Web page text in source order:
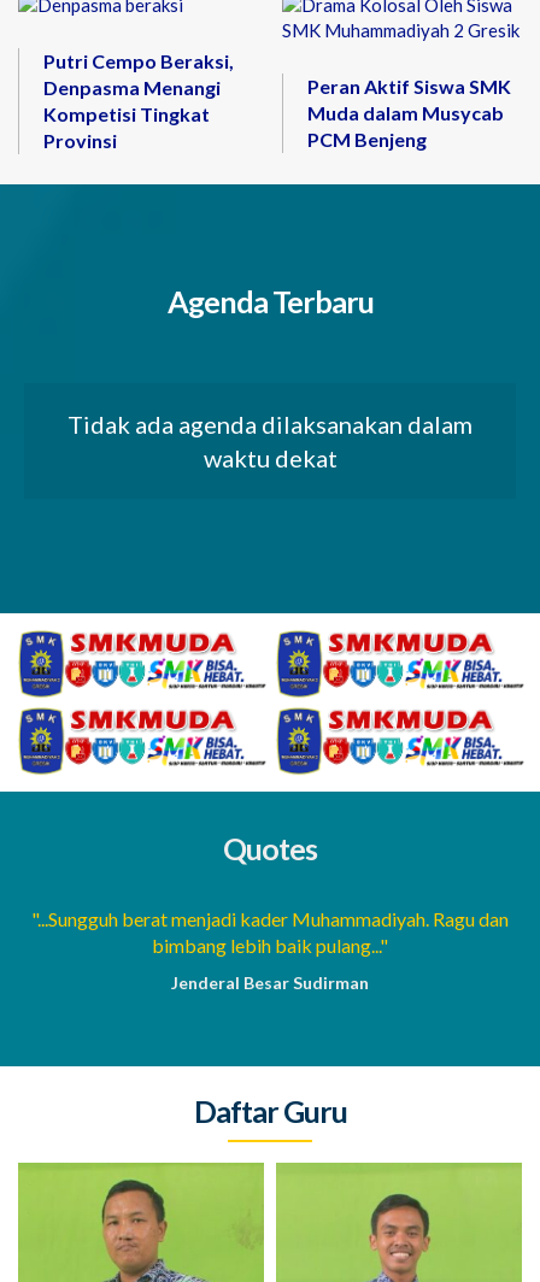
Putri Cempo Beraksi,
Denpasma Menangi
Kompetisi Tingkat
Provinsi
Peran Aktif Siswa SMK
Muda dalam Musycab
PCM Benjeng
Agenda Terbaru
Tidak ada agenda dilaksanakan dalam
waktu dekat
Quotes
"...Sungguh berat menjadi kader Muhammadiyah. Ragu dan
bimbang lebih baik pulang..."
Jenderal Besar Sudirman
Daftar Guru